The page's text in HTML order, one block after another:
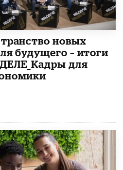
новых
будущего – итоги
для